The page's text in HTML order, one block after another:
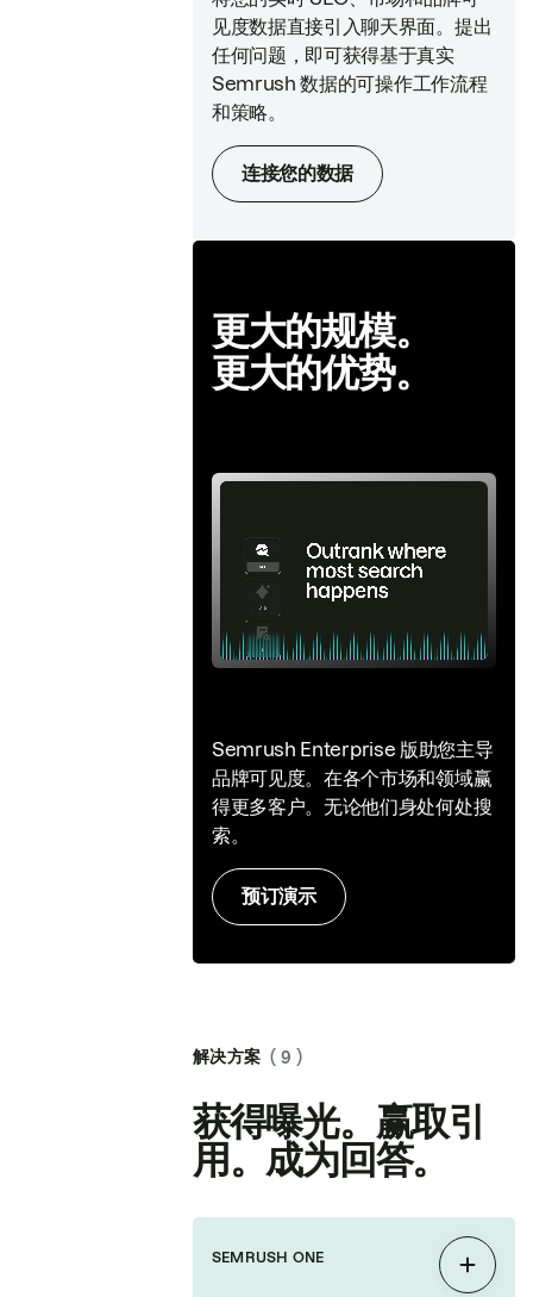
见度数据直接引入聊天界面。提出
任何问题，即可获得基于真实
Semrush 数据的可操作工作流程
和策略。
连接您的数据
更大的规模。
更大的优势。
Semrush Enterprise 版助您主导
品牌可见度。在各个市场和领域赢
得更多客户。无论他们身处何处搜
索。
预订演示
解决方案 ( 9 )
获得曝光。赢取引
用。成为回答。
SEMRUSH ONE
展开